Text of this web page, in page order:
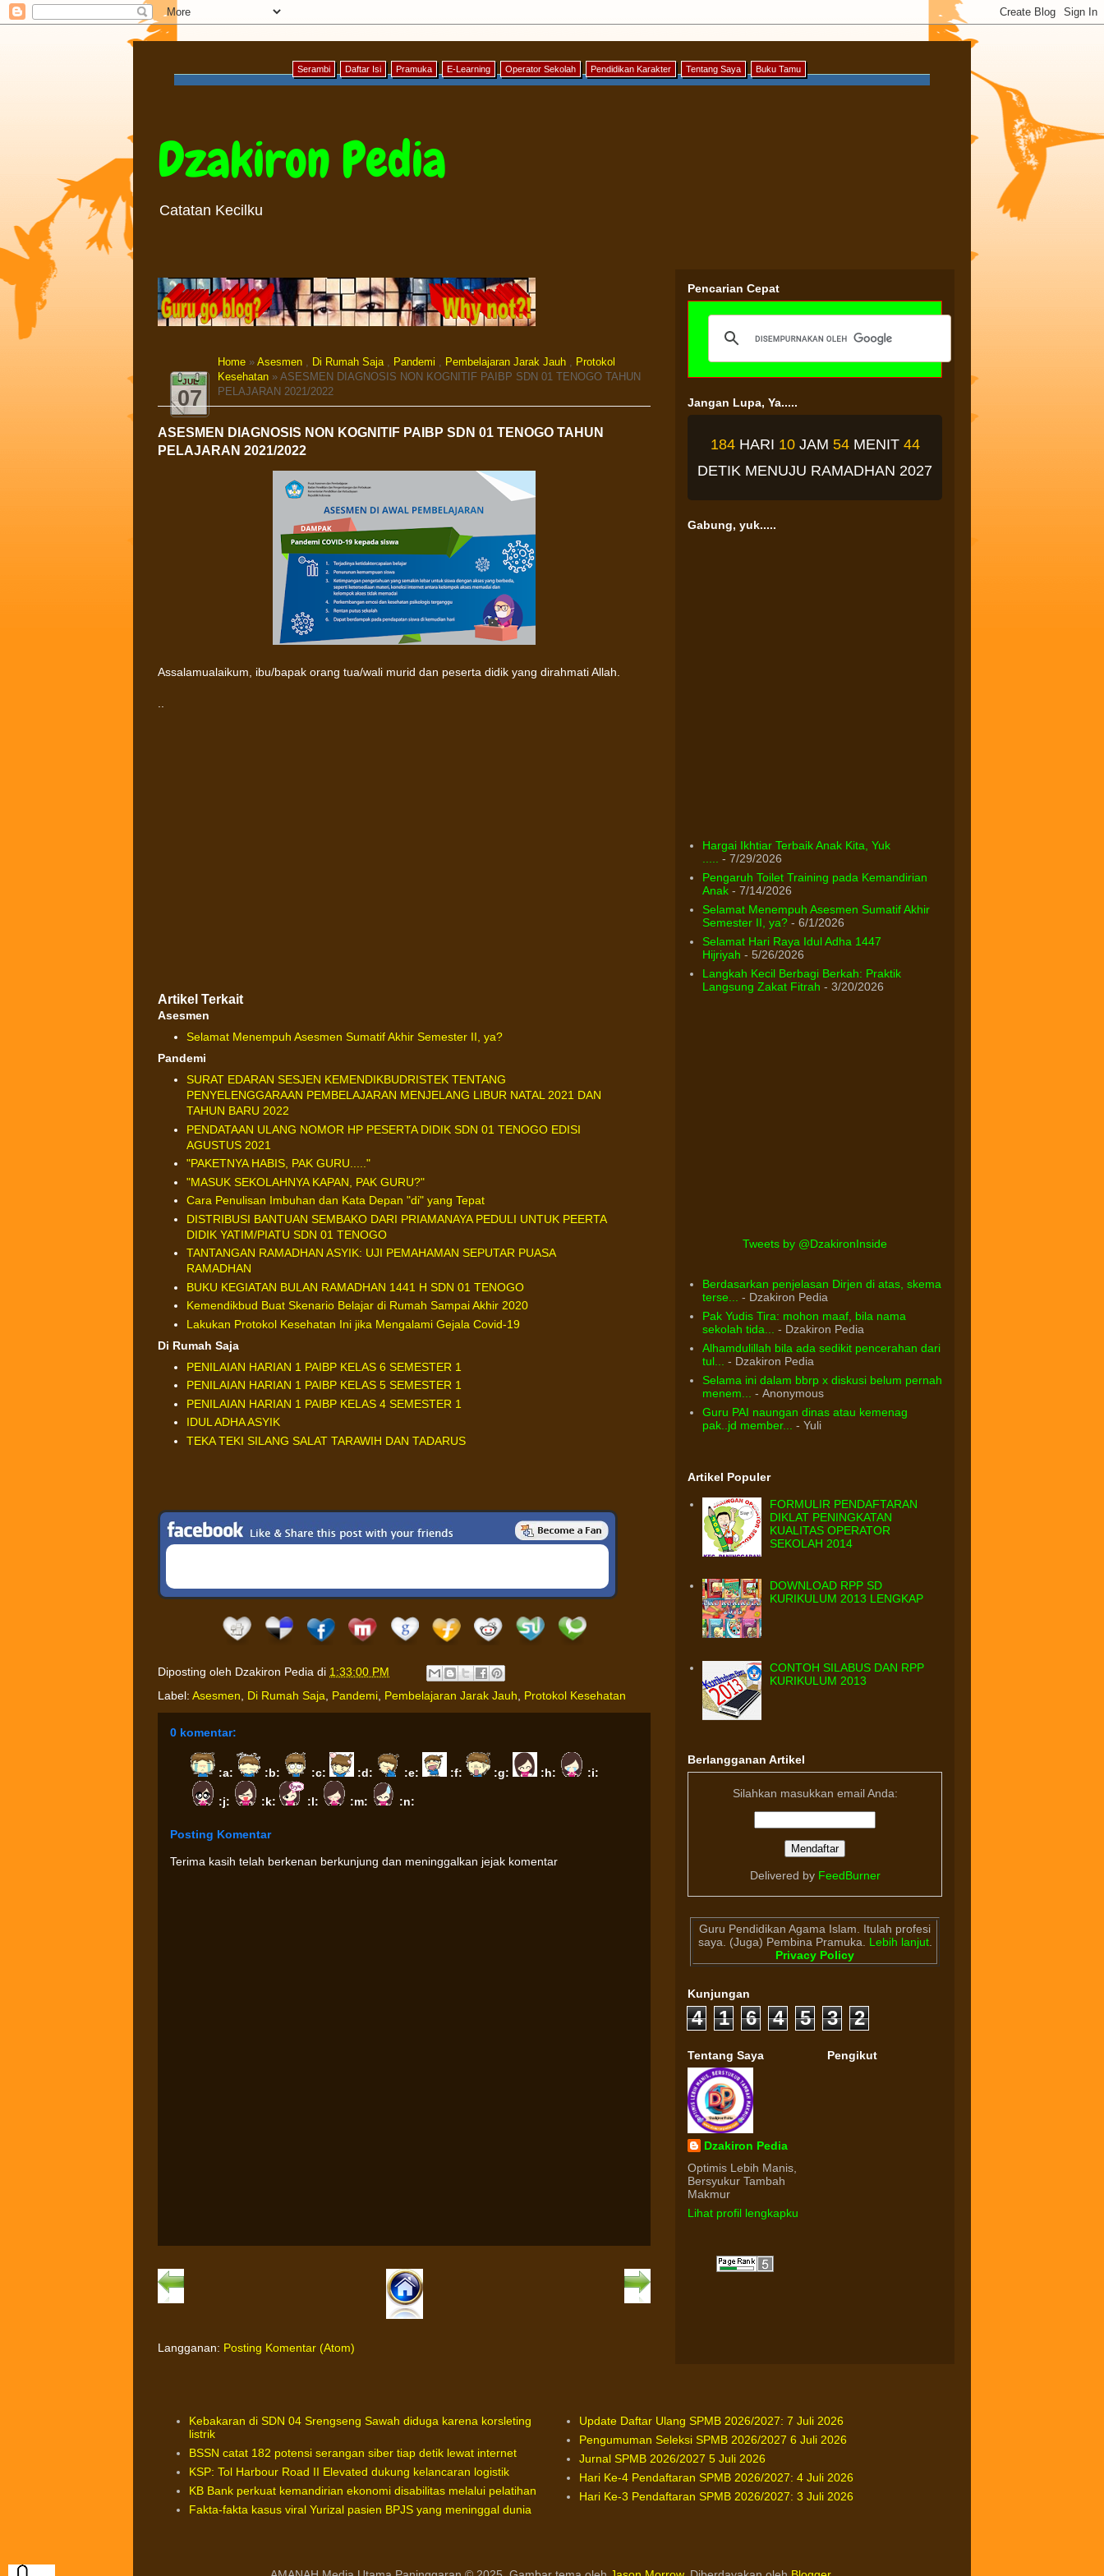
Serambi Daftar Isi Pramuka E-Learning Operator Sekolah Pendidikan Karakter Tentang Saya Buku Tamu
Dzakiron Pedia
Catatan Kecilku
JUL
07
Home » Asesmen , Di Rumah Saja, Pandemi , Pembelajaran Jarak Jauh , Protokol
Kesehatan » ASESMEN DIAGNOSIS NON KOGNITIF PAIBP SDN 01 TENOGO TAHUN
PELAJARAN 2021/2022
ASESMEN DIAGNOSIS NON KOGNITIF PAIBP SDN 01 TENOGO TAHUN
PELAJARAN 2021/2022
Assalamualaikum, ibu/bapak orang tua/wali murid dan peserta didik yang dirahmati Allah.
Artikel Terkait
Asesmen
Selamat Menempuh Asesmen Sumatif Akhir Semester II, ya?
Pandemi
SURAT EDARAN SESJEN KEMENDIKBUDRISTEK TENTANG
PENYELENGGARAAN PEMBELAJARAN MENJELANG LIBUR NATAL 2021 DAN
TAHUN BARU 2022
PENDATAAN ULANG NOMOR HP PESERTA DIDIK SDN 01 TENOGO EDISI
AGUSTUS 2021
"PAKETNYA HABIS, PAK GURU....."
"MASUK SEKOLAHNYA KAPAN, PAK GURU?"
Cara Penulisan Imbuhan dan Kata Depan "di" yang Tepat
DISTRIBUSI BANTUAN SEMBAKO DARI PRIAMANAYA PEDULI UNTUK PEERTA
DIDIK YATIM/PIATU SDN 01 TENOGO
TANTANGAN RAMADHAN ASYIK: UJI PEMAHAMAN SEPUTAR PUASA
RAMADHAN
BUKU KEGIATAN BULAN RAMADHAN 1441 H SDN 01 TENOGO
Kemendikbud Buat Skenario Belajar di Rumah Sampai Akhir 2020
Lakukan Protokol Kesehatan Ini jika Mengalami Gejala Covid-19
Di Rumah Saja
PENILAIAN HARIAN 1 PAIBP KELAS 6 SEMESTER 1
PENILAIAN HARIAN 1 PAIBP KELAS 5 SEMESTER 1
PENILAIAN HARIAN 1 PAIBP KELAS 4 SEMESTER 1
IDUL ADHA ASYIK
TEKA TEKI SILANG SALAT TARAWIH DAN TADARUS
Diposting oleh Dzakiron Pedia di 1:33:00 PM
Label: Asesmen Di Rumah Saja Pandemi Pembelajaran Jarak Jauh Protokol Kesehatan
0 komentar:
:a: :b: :c: :d: :e: :f: :g: :h: :i:
:j: :k: :l: :m: :n:
Posting Komentar
Terima kasih telah berkenan berkunjung dan meninggalkan jejak komentar
Langganan: Posting Komentar (Atom)
Pencarian Cepat
Jangan Lupa, Ya.....
184 HARI 10 JAM 54 MENIT43
DETIK MENUJU RAMADHAN 2027
Gabung, yuk.....
Hargai Ikhtiar Terbaik Anak Kita, Yuk
- 7/29/2026
Pengaruh Toilet Training pada Kemandirian
Anak- 7/14/2026
Selamat Menempuh Asesmen Sumatif Akhir
Semester II, ya?- 6/1/2026
Selamat Hari Raya Idul Adha 1447
Hijriyah - 5/26/2026
Langkah Kecil Berbagi Berkah: Praktik
Langsung Zakat Fitrah - 3/20/2026
Tweets by @DzakironInside
Berdasarkan penjelasan Dirjen di atas, skema
terse...
- Dzakiron Pedia
Pak Yudis Tira: mohon maaf, bila nama
sekolah tida...
- Dzakiron Pedia
Alhamdulillah bila ada sedikit pencerahan dari
tul...
- Dzakiron Pedia
Selama ini dalam bbrp x diskusi belum pernah
menem...
- Anonymous
Guru PAI naungan dinas atau kemenag
pak..jd member...
- Yuli
Artikel Populer
FORMULIR PENDAFTARAN
DIKLAT PENINGKATAN
KUALITAS OPERATOR
SEKOLAH 2014
DOWNLOAD RPP SD
KURIKULUM 2013 LENGKAP
CONTOH SILABUS DAN RPP
KURIKULUM 2013
Berlangganan Artikel
Silahkan masukkan email Anda:
Delivered by FeedBurner
Guru Pendidikan Agama Islam. Itulah profesi
saya. (Juga) Pembina Pramuka.
Lebih lanjut.
Privacy Policy
Kunjungan
4 1 6 4 5 3 2
Tentang Saya
Dzakiron Pedia
Optimis Lebih Manis,
Bersyukur Tambah
Makmur
Lihat profil lengkapku
Pengikut
Kebakaran di SDN 04 Srengseng Sawah diduga karena korsleting
listrik
BSSN catat 182 potensi serangan siber tiap detik lewat internet
KSP: Tol Harbour Road II Elevated dukung kelancaran logistik
KB Bank perkuat kemandirian ekonomi disabilitas melalui pelatihan
Fakta-fakta kasus viral Yurizal pasien BPJS yang meninggal dunia
Update Daftar Ulang SPMB 2026/2027: 7 Juli 2026
Pengumuman Seleksi SPMB 2026/2027 6 Juli 2026
Jurnal SPMB 2026/2027 5 Juli 2026
Hari Ke-4 Pendaftaran SPMB 2026/2027: 4 Juli 2026
Hari Ke-3 Pendaftaran SPMB 2026/2027: 3 Juli 2026